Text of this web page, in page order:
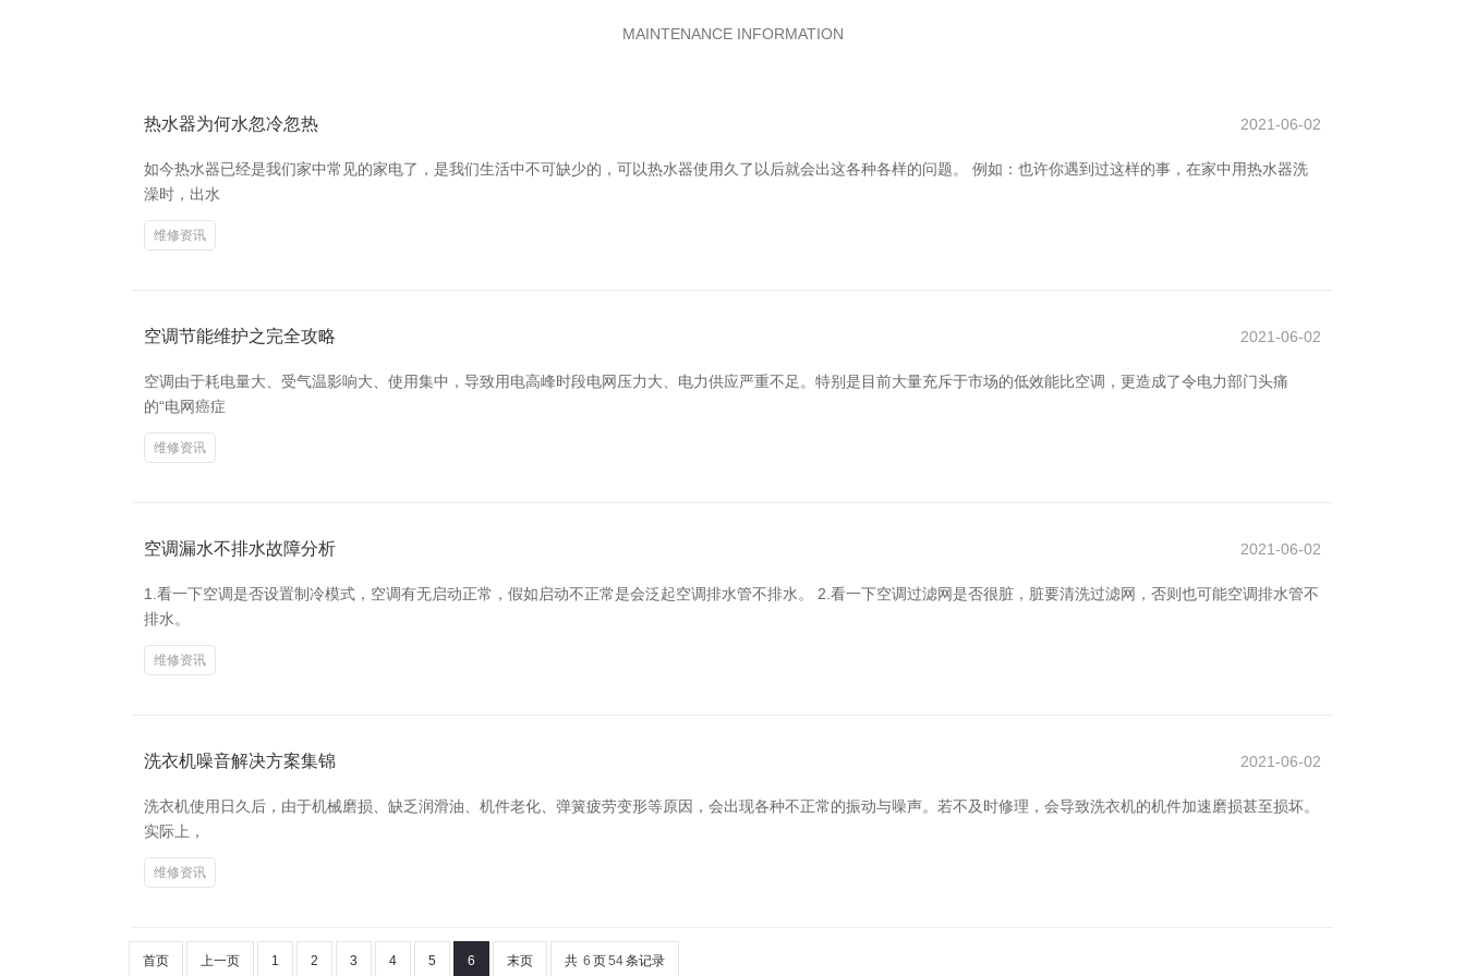
MAINTENANCE INFORMATION
热水器为何水忽冷忽热 2021-06-02
如今热水器已经是我们家中常见的家电了，是我们生活中不可缺少的，可以热水器使用久了以后就会出这各种各样的问题。 例如：也许你遇到过这样的事，在家中用热水器洗
澡时，出水
维修资讯
空调节能维护之完全攻略 2021-06-02
空调由于耗电量大、受气温影响大、使用集中，导致用电高峰时段电网压力大、电力供应严重不足。特别是目前大量充斥于市场的低效能比空调，更造成了令电力部门头痛
的“电网癌症
维修资讯
空调漏水不排水故障分析 2021-06-02
1.看一下空调是否设置制冷模式，空调有无启动正常，假如启动不正常是会泛起空调排水管不排水。 2.看一下空调过滤网是否很脏，脏要清洗过滤网，否则也可能空调排水管不
排水。
维修资讯
洗衣机噪音解决方案集锦 2021-06-02
洗衣机使用日久后，由于机械磨损、缺乏润滑油、机件老化、弹簧疲劳变形等原因，会出现各种不正常的振动与噪声。若不及时修理，会导致洗衣机的机件加速磨损甚至损坏。
实际上，
维修资讯
首页 上一页 1 2 3 4 5 6 末页 共 6 页54条记录